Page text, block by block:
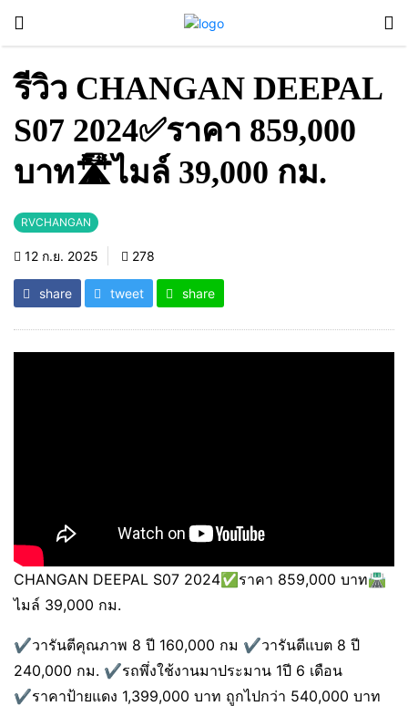
รีวิว CHANGAN DEEPAL
S07 2024✅ราคา 859,000
บาท🛣️ไมล์ 39,000 กม.
RVCHANGAN
12 ก.ย. 2025 278
share tweet share
CHANGAN DEEPAL S07 2024✅ราคา 859,000 บาท🛣️
ไมล์ 39,000 กม.
✔️วารันตีคุณภาพ 8 ปี 160,000 กม ✔️วารันตีแบต 8 ปี
240,000 กม. ✔️รถพึ่งใช้งานมาประมาน 1ปี 6 เดือน
✔️ราคาป้ายแดง 1,399,000 บาท ถูกไปกว่า 540,000 บาท